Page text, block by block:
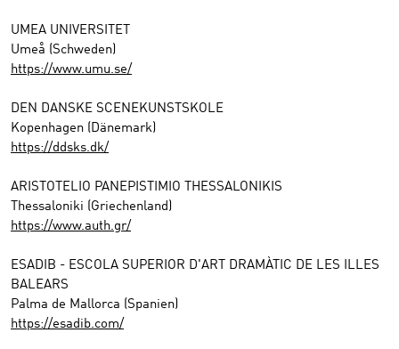
UMEA UNIVERSITET
Umeå (Schweden)
https://www.umu.se/
DEN DANSKE SCENEKUNSTSKOLE
Kopenhagen (Dänemark)
https://ddsks.dk/
ARISTOTELIO PANEPISTIMIO THESSALONIKIS
Thessaloniki (Griechenland)
https://www.auth.gr/
ESADIB - ESCOLA SUPERIOR D'ART DRAMÀTIC DE LES ILLES
BALEARS
Palma de Mallorca (Spanien)
https://esadib.com/